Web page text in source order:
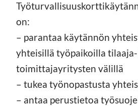
on:
– parantaa käytännön
yhteisillä työpaikoilla
toimittajayritysten välillä
– tukea työnopastusta
– antaa perustietoa